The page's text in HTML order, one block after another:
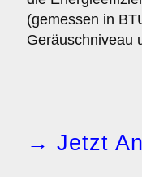
(gemessen in
Geräuschniveau
→ Jetzt